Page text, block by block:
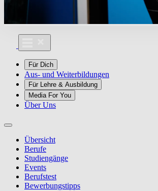
Für Dich
Aus- und Weiterbildungen
Für Lehre & Ausbildung
Media For You
Über Uns
Übersicht
Berufe
Studiengänge
Events
Berufstest
Bewerbungstipps